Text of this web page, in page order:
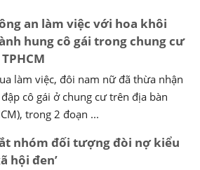
an làm việc với hoa khôi
hung cô gái trong chung cư
làm việc, đôi nam nữ đã thừa nhận
cô gái ở chung cư trên địa bàn
trong 2 đoạn ...
nhóm đối tượng đòi nợ kiểu
hội đen’